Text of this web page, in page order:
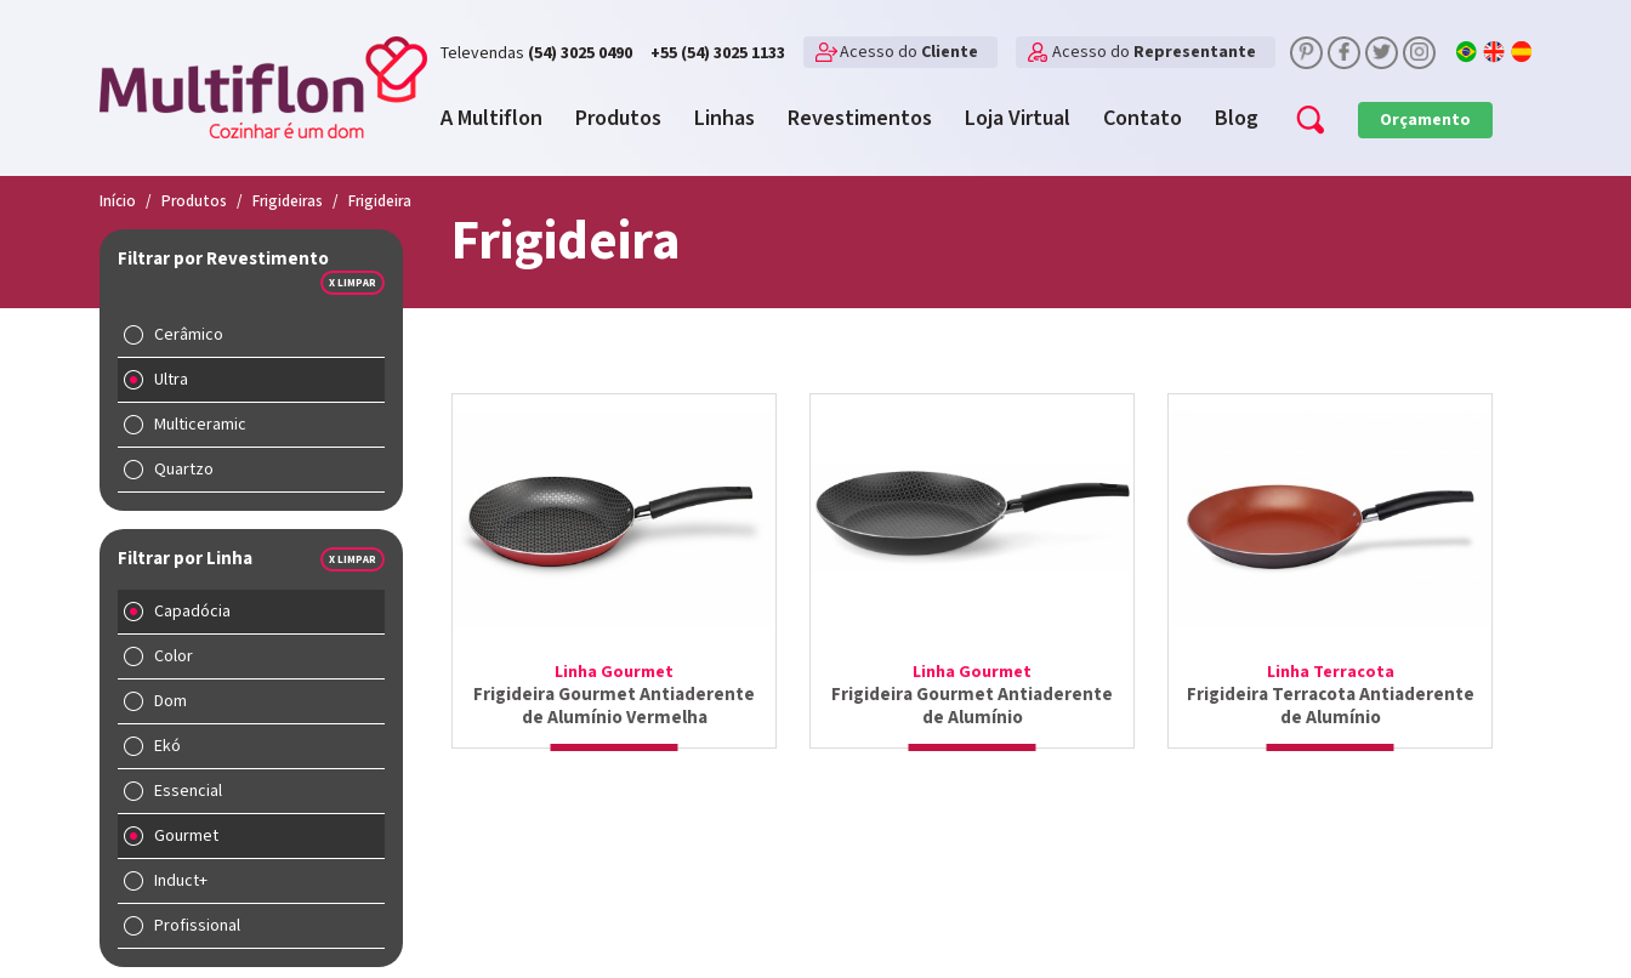
Televendas (54) 3025 0490 +55 (54) 3025 1133 Acesso do Cliente Acesso do Representante
A Multiflon Produtos Linhas Revestimentos Loja Virtual Contato Blog Orçamento
Início / Produtos / Frigideiras / Frigideira
Frigideira
Filtrar por Revestimento
X LIMPAR
Cerâmico
Ultra
Multiceramic
Quartzo
Filtrar por Linha X LIMPAR
Capadócia
Color
Dom
Ekó
Essencial
Gourmet
Induct+
Profissional
Linha Gourmet
Frigideira Gourmet Antiaderente
de Alumínio Vermelha
Linha Gourmet
Frigideira Gourmet Antiaderente
de Alumínio
Linha Terracota
Frigideira Terracota Antiaderente
de Alumínio